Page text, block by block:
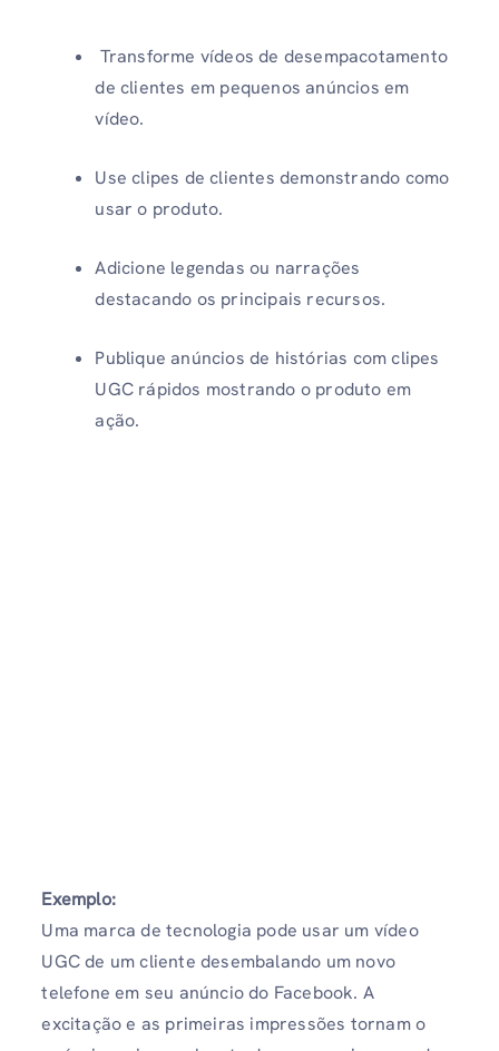
Transforme vídeos de desempacotamento
de clientes em pequenos anúncios em
vídeo.
Use clipes de clientes demonstrando como
usar o produto.
Adicione legendas ou narrações
destacando os principais recursos.
Publique anúncios de histórias com clipes
UGC rápidos mostrando o produto em
ação.
Exemplo:
Uma marca de tecnologia pode usar um vídeo
UGC de um cliente desembalando um novo
telefone em seu anúncio do Facebook. A
excitação e as primeiras impressões tornam o